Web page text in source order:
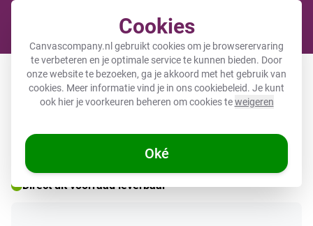
Cookies
Canvascompany.nl gebruikt cookies om je browserervaring
te verbeteren en je optimale service te kunnen bieden. Door
onze website te bezoeken, ga je akkoord met het gebruik van
cookies. Meer informatie vind je in onscookiebeleid. Je kunt
ook hier je voorkeuren beheren om cookies teweigeren
Oké
Telefoonhoesje met foto
Direct uit voorraad leverbaar